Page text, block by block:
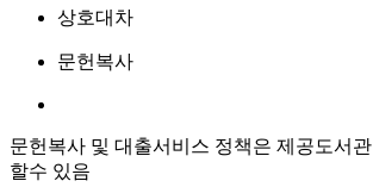
상호대차
문헌복사
문헌복사 및 대출서비스 정책은 제공도서관
할수 있음